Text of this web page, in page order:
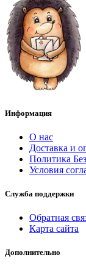
Информация
О нас
Доставка и
Политика
Условия
Служба поддержки
Обратная
Карта сайта
Дополнительно